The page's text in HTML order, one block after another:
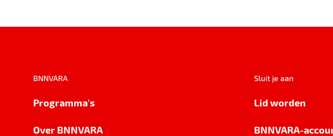
BNNVARA
Programma's
Over BNNVARA
Sluit je aan
Lid worden
BNNVARA-